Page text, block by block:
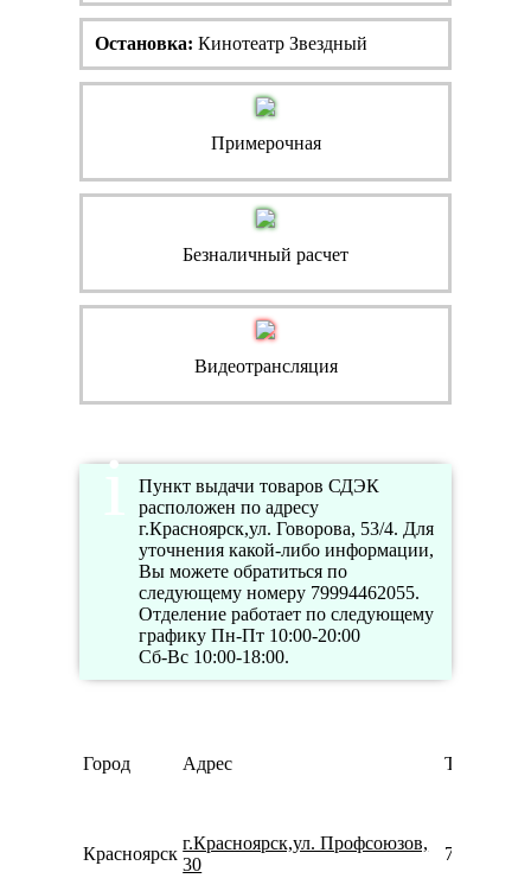
Остановка: Кинотеатр Звездный
Примерочная
Безналичный расчет
Видеотрансляция
Пункт выдачи товаров СДЭК
расположен по адресу
г.Красноярск,ул. Говорова, 53/4. Для
уточнения какой-либо информации,
Вы можете обратиться по
следующему номеру 79994462055.
Отделение работает по следующему
графику Пн-Пт 10:00-20:00
Сб-Вс 10:00-18:00.
Город Адрес Телефон
Красноярск
г.Красноярск,ул. Профсоюзов,
30